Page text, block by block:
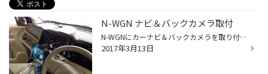
N-WGN ナビ＆バックカメラ取付
N-WGNにカーナビ＆バックカメラを取り付けました♪ 新車を傷つけないようにバラしていきます。。 そしてプロのスタッフの作業でとてもキレイに仕上がりました&darr;&darr;&darr;&darr;&darr;&darr; バックカメラもしっかり後ろを確認できるように角度も微調整しながら取り付けました♪♪ ETCもグローブ...
2017年3月13日